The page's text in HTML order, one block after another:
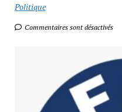
Politique
Commentaires sont désactivés